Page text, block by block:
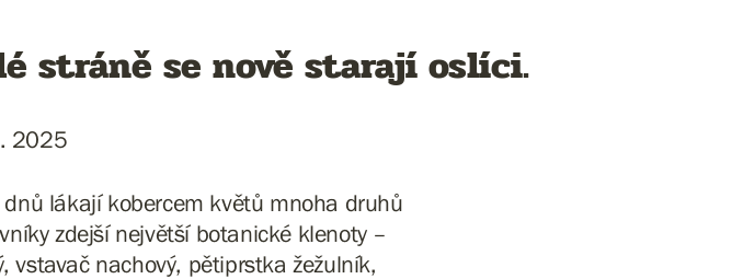
stráně se nově starají oslíci.
2025
lákají kobercem květů mnoha druhů
zdejší největší botanické klenoty –
vstavač nachový, pětiprstka žežulník,